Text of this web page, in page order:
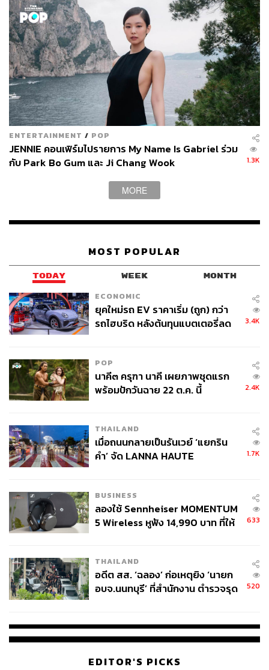
การผ่าตัดต้องขาดทุนมหาศาล”
จูคยองมุน หัวหน้าแผนกศัลยกรรมทรวงอก ขึ้นกล่าวกลางที่
ประชุมแพทย์ในตอนท้ายของอีพี 6 แสดงภาพความ
ขาดแคลนแพทย์ นอกจากนี้หลายตอนของซีรีส์ยังฉายให้เห็น
ภาพแพทย์ที่นอนพักบนโซฟาแคบๆ ใช้เวลาส่วนใหญ่อยู่ใน
ห้องผ่าตัด จนแทบจะมีโรงพยาบาลเป็นบ้าน เหล่านี้สะท้อน
ความเป็นจริงที่ว่า โรงพยาบาลก็เป็นอีกหนึ่งหน่วยงานที่หนี
ไม่พ้นระบบธุรกิจ กำไรขาดทุนเป็นเรื่องสำคัญ แม้ว่ามันจะ
ย้อนแย้งกับหน้าที่ขององค์กรที่ไม่แสวงผลกำไรก็ตาม
หลายฉากหลายตอนทำให้เห็นความจริงเบื้องหลังความขาว
ประโยชน์ ทั้งการปรับลดแผนกที่ขาดทุน เพิ่มแผนกที่จะก่อให้
เกิดรายได้มหาศาล อย่างคลินิกเสริมความงาม สปา การ
ชะลอวัย ลดน้ำหนัก รวมไปถึงบริการนอกเหนือการแพทย์
อย่างศูนย์จัดพิธีศพ โรงพยาบาลสัตว์ ศูนย์มะเร็งที่มีแนวโน้มผู้
ซีรีส์ยังเปิดประเด็นให้เห็นว่า บริษัทยักษ์ใหญ่ที่มีเครือข่าย
ธุรกิจมากมาย เมื่อมาควบรวมกิจการกับโรงพยาบาล จะ
ENTERTAINMENT / POP
JENNIE คอนเฟิร์มไปรายการ My Name Is Gabriel ร่วม
กับ Park Bo Gum และ Ji Chang Wook
1.3K
MORE
MOST POPULAR
TODAY WEEK MONTH
ECONOMIC
ยุคใหม่รถ EV ราคาเริ่ม (ถูก) กว่า
รถไฮบริด หลังต้นทุนแบตเตอรี่ลด
3.4K
POP
นาคี๓ ครุฑา นาคี เผยภาพชุดแรก
พร้อมปักวันฉาย 22 ต.ค. นี้
2.4K
THAILAND
เมื่อถนนกลายเป็นรันเวย์ ‘แยกริน
คำ’ จัด LANNA HAUTE
1.7K
BUSINESS
ลองใช้ Sennheiser MOMENTUM
5 Wireless หูฟัง 14,990 บาท ที่ให้
633
THAILAND
อดีต สส. ‘ฉลอง’ ก่อเหตุยิง ‘นายก
อบจ.นนทบุรี’ ที่สำนักงาน ตำรวจรุด
520
EDITOR'S PICKS